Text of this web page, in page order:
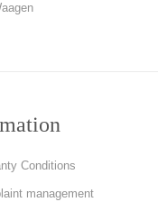
Conditions
management